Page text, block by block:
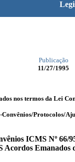
Publicação
11/27/1995
nos termos da Lei
Protocolos/
ICMS Nº 66/
Acordos Emanados